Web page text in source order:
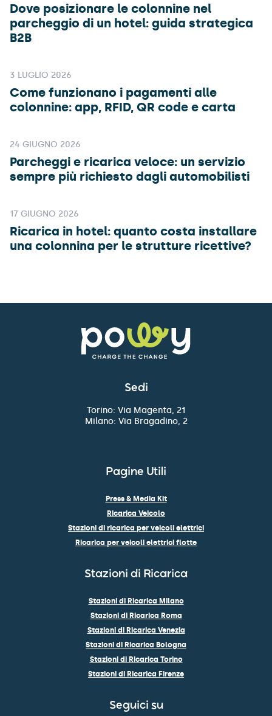
Dove posizionare le colonnine nel
parcheggio di un hotel: guida strategica
B2B
3 LUGLIO 2026
Come funzionano i pagamenti alle
colonnine: app, RFID, QR code e carta
24 GIUGNO 2026
Parcheggi e ricarica veloce: un servizio
sempre più richiesto dagli automobilisti
17 GIUGNO 2026
Ricarica in hotel: quanto costa installare
una colonnina per le strutture ricettive?
Sedi
Torino: Via Magenta, 21
Milano: Via Bragadino, 2
Pagine Utili
Press & Media Kit
Ricarica Veicolo
Stazioni di ricarica per veicoli elettrici
Ricarica per veicoli elettrici flotte
Stazioni di Ricarica
Stazioni di Ricarica Milano
Stazioni di Ricarica Roma
Stazioni di Ricarica Venezia
Stazioni di Ricarica Bologna
Stazioni di Ricarica Torino
Stazioni di Ricarica Firenze
Seguici su